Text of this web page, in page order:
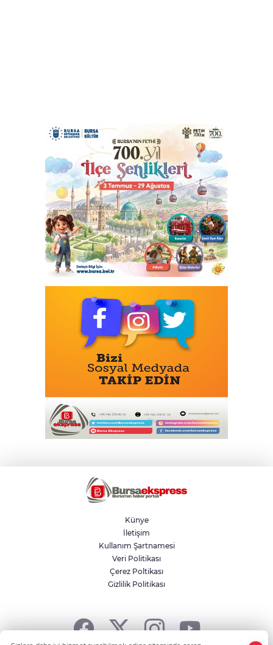
Künye
İletişim
Kullanım Şartnamesi
Veri Politikası
Çerez Poltikası
Gizlilik Politikası